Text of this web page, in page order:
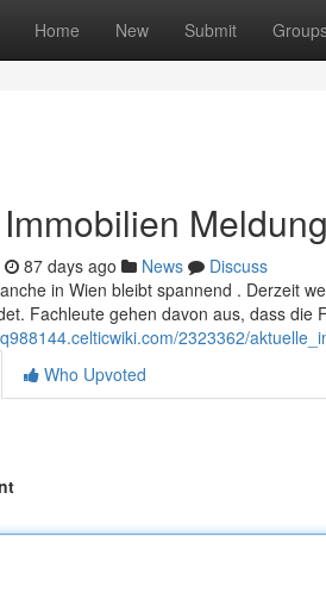
Home New Submit
87 days ago News
Discuss
in Wien bleibt spannend . Derzeit
Fachleute gehen davon aus, dass die
2323362/
Who Upvoted